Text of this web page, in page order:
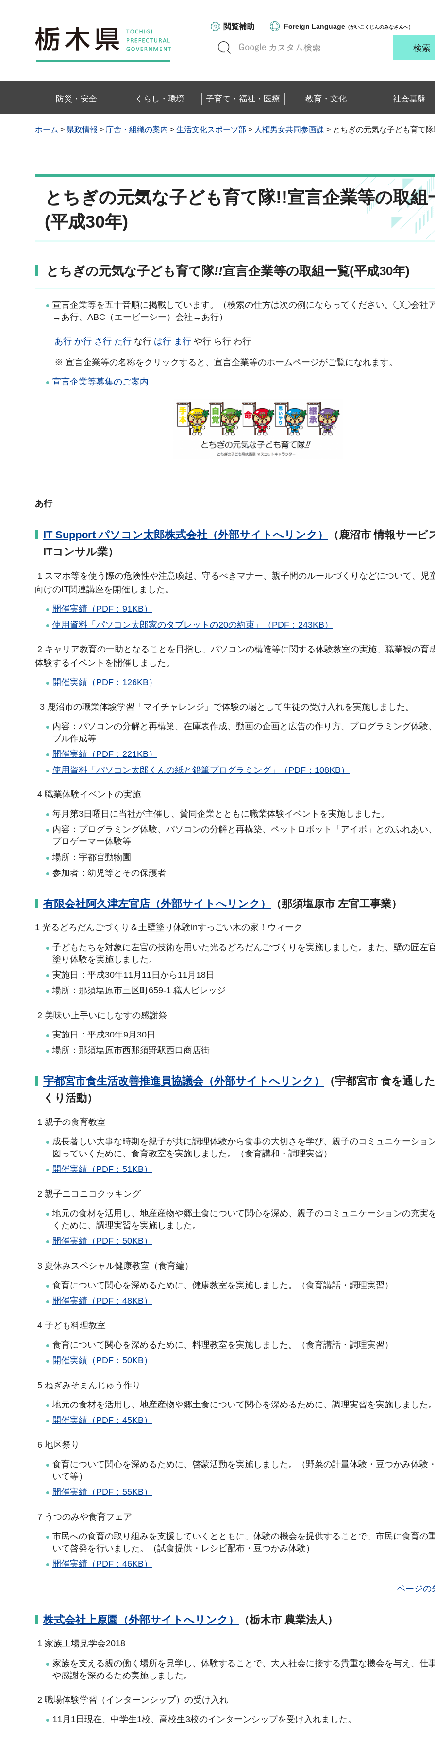
栃木県
閲覧補助 Foreign Language （がいこくじんのみなさんへ）
防災・安全 くらし・環境 子育て・福祉・医療 教育・文化 社会基盤
ホーム > 県政情報 > 庁舎・組織の案内 > 生活文化スポーツ部 > 人権男女共同参画課 > とちぎの元気な子ども育て
とちぎの元気な子ども育て隊!!宣言企業等の取組
(平成30年)
とちぎの元気な子ども育て隊!!宣言企業等の取組一覧(平成30年)
宣言企業等を五十音順に掲載しています。（検索の仕方は次の例にならってください。◯◯会社
→あ行、ABC（エービーシー）会社→あ行）
あ行 か行 さ行 た行 な行 は行 ま行 や行 ら行 わ行
※ 宣言企業等の名称をクリックすると、宣言企業等のホームページがご覧になれます。
宣言企業等募集のご案内
あ行
IT Support パソコン太郎株式会社（外部サイトへリンク）
（鹿沼市 情報サービ
ITコンサル業）
1 スマホ等を使う際の危険性や注意喚起、守るべきマナー、親子間のルールづくりなどについて、児
向けのIT関連講座を開催しました。
開催実績（PDF：91KB）
使用資料「パソコン太郎家のタブレットの20の約束」（PDF：243KB）
2 キャリア教育の一助となることを目指し、パソコンの構造等に関する体験教室の実施、職業観の育
体験するイベントを開催しました。
開催実績（PDF：126KB）
3 鹿沼市の職業体験学習「マイチャレンジ」で体験の場として生徒の受け入れを実施しました。
内容：パソコンの分解と再構築、在庫表作成、動画の企画と広告の作り方、プログラミング体験
ブル作成等
開催実績（PDF：221KB）
使用資料「パソコン太郎くんの紙と鉛筆プログラミング」（PDF：108KB）
4 職業体験イベントの実施
毎月第3日曜日に当社が主催し、賛同企業とともに職業体験イベントを実施しました。
内容：プログラミング体験、パソコンの分解と再構築、ペットロボット「アイボ」とのふれあい
プロゲーマー体験等
場所：宇都宮動物園
参加者：幼児等とその保護者
有限会社阿久津左官店（外部サイトへリンク） （那須塩原市 左官工事業）
1 光るどろだんごづくり＆土壁塗り体験inすっごい木の家！ウィーク
子どもたちを対象に左官の技術を用いた光るどろだんごづくりを実施しました。また、壁の匠左
塗り体験を実施しました。
実施日：平成30年11月11日から11月18日
場所：那須塩原市三区町659-1 職人ビレッジ
2 美味い上手いにしなすの感謝祭
実施日：平成30年9月30日
場所：那須塩原市西那須野駅西口商店街
宇都宮市食生活改善推進員協議会（外部サイトへリンク）
（宇都宮市 食を通し
くり活動）
1 親子の食育教室
成長著しい大事な時期を親子が共に調理体験から食事の大切さを学び、親子のコミュニケーショ
図っていくために、食育教室を実施しました。（食育講和・調理実習）
開催実績（PDF：51KB）
2 親子ニコニコクッキング
地元の食材を活用し、地産産物や郷土食について関心を深め、親子のコミュニケーションの充実
くために、調理実習を実施しました。
開催実績（PDF：50KB）
3 夏休みスペシャル健康教室（食育編）
食育について関心を深めるために、健康教室を実施しました。（食育講話・調理実習）
開催実績（PDF：48KB）
4 子ども料理教室
食育について関心を深めるために、料理教室を実施しました。（食育講話・調理実習）
開催実績（PDF：50KB）
5 ねぎみそまんじゅう作り
地元の食材を活用し、地産産物や郷土食について関心を深めるために、調理実習を実施しました。
開催実績（PDF：45KB）
6 地区祭り
食育について関心を深めるために、啓蒙活動を実施しました。（野菜の計量体験・豆つかみ体験
いて等）
開催実績（PDF：55KB）
7 うつのみや食育フェア
市民への食育の取り組みを支援していくとともに、体験の機会を提供することで、市民に食育の
いて啓発を行いました。（試食提供・レシピ配布・豆つかみ体験）
開催実績（PDF：46KB）
ページの
株式会社上原園（外部サイトへリンク） （栃木市 農業法人）
1 家族工場見学会2018
家族を支える親の働く場所を見学し、体験することで、大人社会に接する貴重な機会を与え、仕
や感謝を深めるため実施しました。
2 職場体験学習（インターンシップ）の受け入れ
11月1日現在、中学生1校、高校生3校のインターンシップを受け入れました。